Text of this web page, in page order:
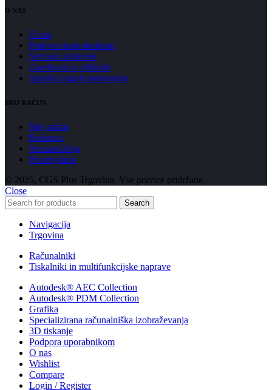
O NAS
O nas
Podpora uporabnikom
Servisni zahtevek
Zasebnost in piškotki
Splošni pogoji poslovanja
MOJ RAČUN
Moj račun
Košarica
Seznam želja
Primerjalnik
© 2025, CGS Plus Trgovina. Vse pravice pridržane.
Close
Search
Navigacija
Trgovina
Računalniki
Tiskalniki in multifunkcijske naprave
Autodesk® AEC Collection
Autodesk® PDM Collection
Grafika
Specializirana računalniška izobraževanja
3D tiskanje
Podpora uporabnikom
O nas
Wishlist
Compare
Login / Register